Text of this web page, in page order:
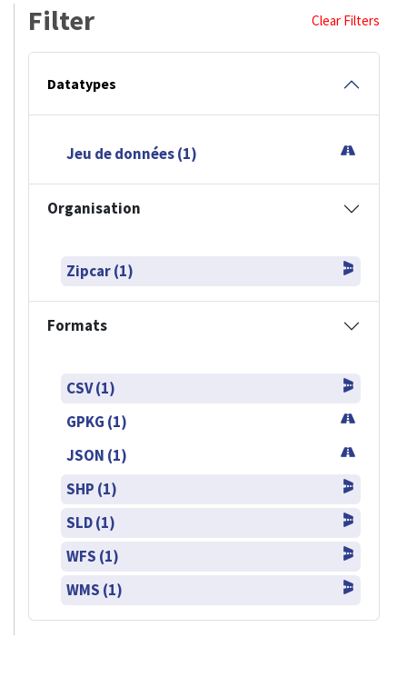
Filter Clear Filters
Datatypes
Jeu de données (1)
Organisation
Zipcar (1)
Formats
CSV (1)
GPKG (1)
JSON (1)
SHP (1)
SLD (1)
WFS (1)
WMS (1)